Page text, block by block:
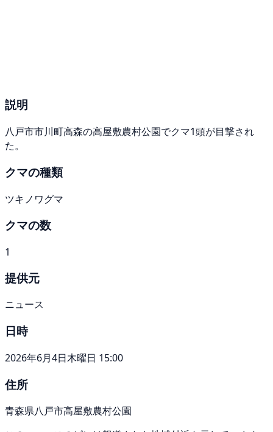
説明
八戸市市川町高森の高屋敷農村公園でクマ1頭が目撃され
た。
クマの種類
ツキノワグマ
クマの数
1
提供元
ニュース
日時
2026年6月4日木曜日 15:00
住所
青森県八戸市高屋敷農村公園